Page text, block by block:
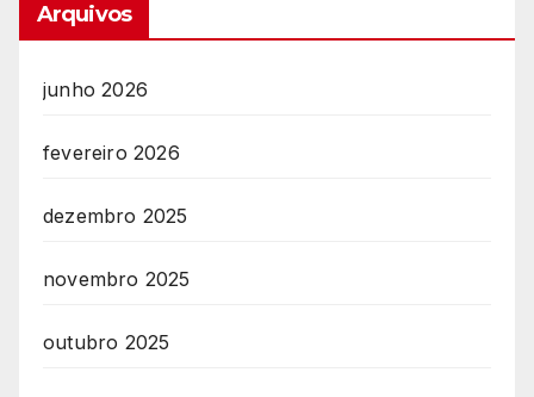
Arquivos
junho 2026
fevereiro 2026
dezembro 2025
novembro 2025
outubro 2025